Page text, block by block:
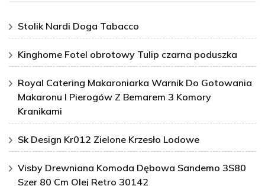
Stolik Nardi Doga Tabacco
Kinghome Fotel obrotowy Tulip czarna poduszka
Royal Catering Makaroniarka Warnik Do Gotowania
Makaronu I Pierogów Z Bemarem 3 Komory
Kranikami
Sk Design Kr012 Zielone Krzesło Lodowe
Visby Drewniana Komoda Dębowa Sandemo 3S80
Szer 80 Cm Olej Retro 30142